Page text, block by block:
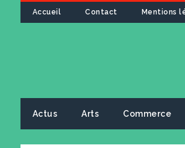
Accueil Contact Mentions
Actus Arts Commerce